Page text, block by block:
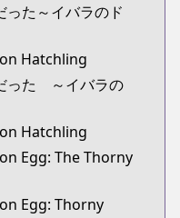
った～イバラのド
Hatchling
った ～イバラの
Hatchling
Egg: The Thorny
Egg: Thorny